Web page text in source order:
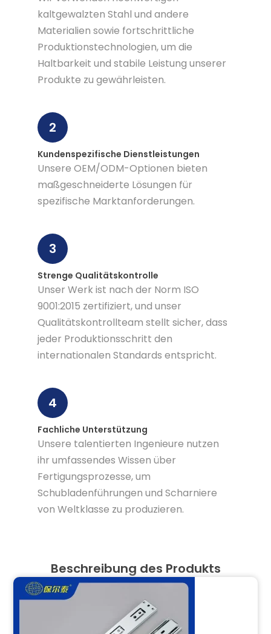
kaltgewalzten Stahl und andere
Materialien sowie fortschrittliche
Produktionstechnologien, um die
Haltbarkeit und stabile Leistung unserer
Produkte zu gewährleisten.
2
Kundenspezifische Dienstleistungen
Unsere OEM/ODM-Optionen bieten
maßgeschneiderte Lösungen für
spezifische Marktanforderungen.
3
Strenge Qualitätskontrolle
Unser Werk ist nach der Norm ISO
9001:2015 zertifiziert, und unser
Qualitätskontrollteam stellt sicher, dass
jeder Produktionsschritt den
internationalen Standards entspricht.
4
Fachliche Unterstützung
Unsere talentierten Ingenieure nutzen
ihr umfassendes Wissen über
Fertigungsprozesse, um
Schubladenführungen und Scharniere
von Weltklasse zu produzieren.
Beschreibung des Produkts